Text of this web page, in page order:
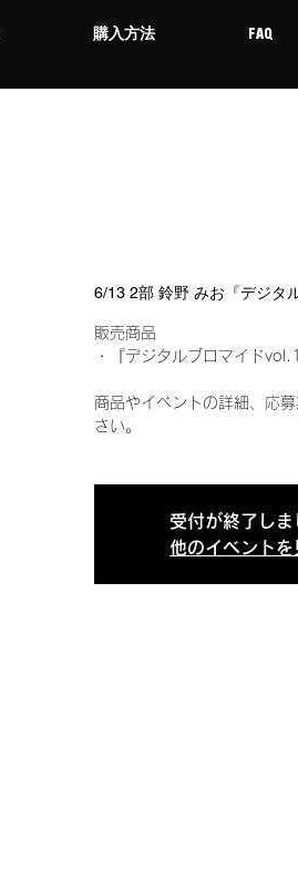
購入方法 FAQ
6/13 2部 鈴野 みお『デジタ
販売商品
・『デジタルブロマイド
商品やイベントの詳細、応
さい。
受付が終了しま
他のイベントを